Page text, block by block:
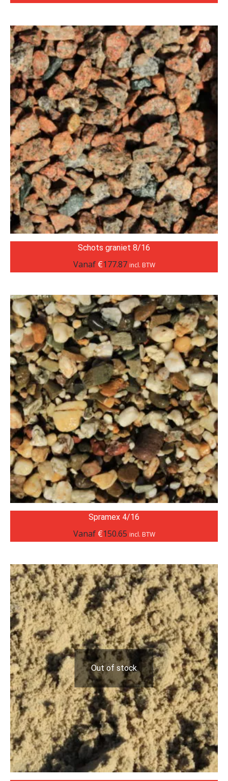
Schots graniet 8/16
Vanaf €177.87 incl. BTW
Spramex 4/16
Vanaf €150.65 incl. BTW
Out of stock